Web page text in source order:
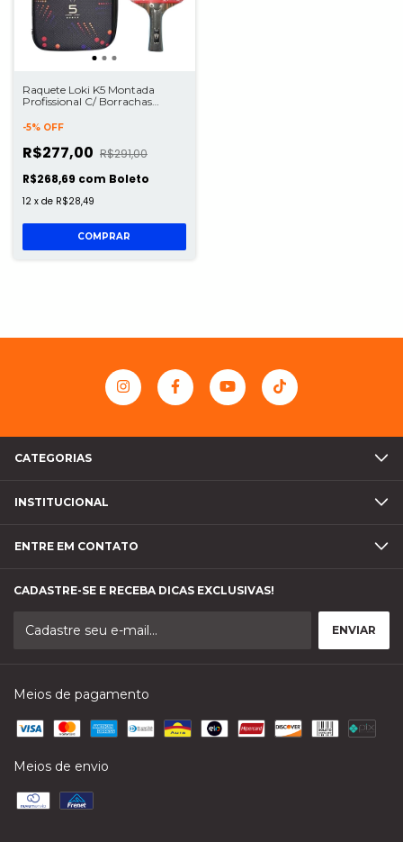
Raquete Loki K5 Montada
Profissional C/ Borrachas
-5% OFF
R$277,00 R$291,00
R$268,69 com Boleto
12 x de R$28,49
CATEGORIAS
INSTITUCIONAL
ENTRE EM CONTATO
CADASTRE-SE E RECEBA DICAS EXCLUSIVAS!
Meios de pagamento
Meios de envio